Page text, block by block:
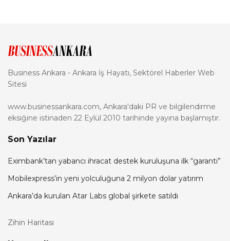
Business Ankara - Ankara İş Hayatı, Sektörel Haberler Web
Sitesi
www.businessankara.com, Ankara'daki PR ve bilgilendirme
eksiğine istinaden 22 Eylül 2010 tarihinde yayına başlamıştır.
Son Yazılar
Eximbank’tan yabancı ihracat destek kuruluşuna ilk “garanti”
Mobilexpress’in yeni yolculuğuna 2 milyon dolar yatırım
Ankara’da kurulan Atar Labs global şirkete satıldı
Zihin Haritası